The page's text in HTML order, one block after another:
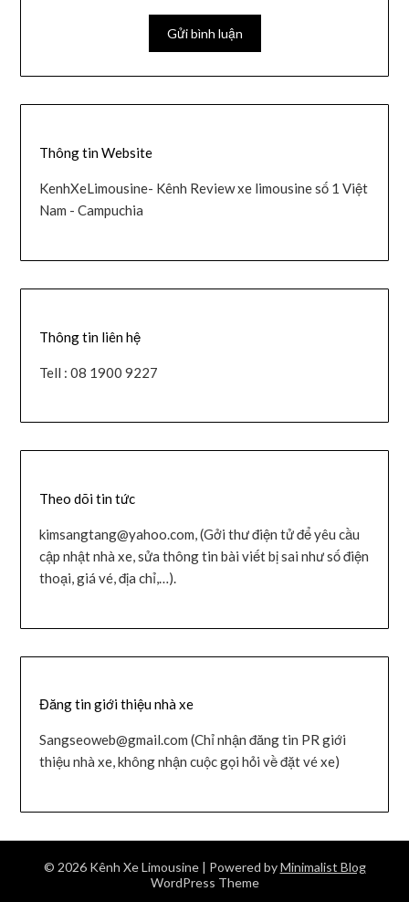
Thông tin Website
KenhXeLimousine- Kênh Review xe limousine số 1 Việt
Nam - Campuchia
Thông tin liên hệ
Tell : 08 1900 9227
Theo dõi tin tức
kimsangtang@yahoo.com, (Gởi thư điện tử để yêu cầu
cập nhật nhà xe, sửa thông tin bài viết bị sai như số điện
thoại, giá vé, địa chỉ,…).
Đăng tin giới thiệu nhà xe
Sangseoweb@gmail.com (Chỉ nhận đăng tin PR giới
thiệu nhà xe, không nhận cuộc gọi hỏi về đặt vé xe)
© 2026 Kênh Xe Limousine | Powered byMinimalist Blog
WordPress Theme